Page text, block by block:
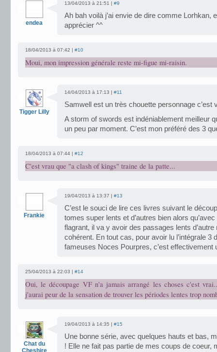
endea
13/04/2013 à 21:51 | #9
Ah bah voilà j’ai envie de dire comme Lorhkan,
apprécier ^^
18/04/2013 à 07:42 | #10
Moui, mon impression générale reste mi-figue mi-raisin.
Tigger Lilly
14/04/2013 à 17:13 | #11
Samwell est un très chouette personnage c’est
A storm of swords est indéniablement meilleur
un peu par moment. C’est mon préféré des 3
18/04/2013 à 07:44 | #12
C'est vrau que "a clash of kings" traine de la patte...
Frankie
19/04/2013 à 13:37 | #13
C’est le souci de lire ces livres suivant le
tomes super lents et d’autres bien alors
flagrant, il va y avoir des passages lents d’autre
cohérent. En tout cas, pour avoir lu l’intégrale 3
fameuses Noces Pourpres, c’est effectivement
25/04/2013 à 22:03 | #14
Oui, le découpage VF n'a jamais arrangé les choses c'est
j'aurai peur de la sensation de trouver les périodes lentes trop
Chat du
Cheshire
19/04/2013 à 14:35 | #15
Une bonne série, avec quelques hauts et bas,
! Elle ne fait pas partie de mes coups de coeur,